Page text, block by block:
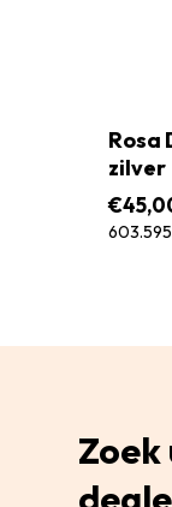
Rosa
zilver
€
603.595
Zoek